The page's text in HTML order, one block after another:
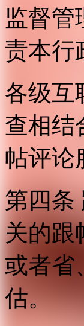
监督管
责本行
各级互
查相结
帖评论
第四条
关的跟
或者省
估。